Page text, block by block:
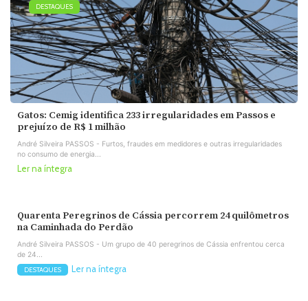
DESTAQUES
Gatos: Cemig identifica 233 irregularidades em Passos e
prejuízo de R$ 1 milhão
André Silveira PASSOS - Furtos, fraudes em medidores e outras irregularidades
no consumo de energia...
Ler na íntegra
Quarenta Peregrinos de Cássia percorrem 24 quilômetros
na Caminhada do Perdão
André Silveira PASSOS - Um grupo de 40 peregrinos de Cássia enfrentou cerca
de 24...
DESTAQUES Ler na íntegra